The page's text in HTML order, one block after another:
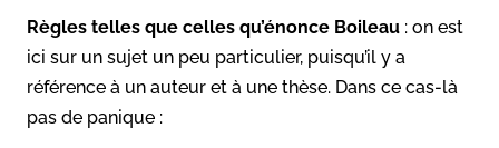
Règles telles que celles qu’énonce Boileau : on est
ici sur un sujet un peu particulier, puisqu’il y a
référence à un auteur et à une thèse. Dans ce cas-là
pas de panique :